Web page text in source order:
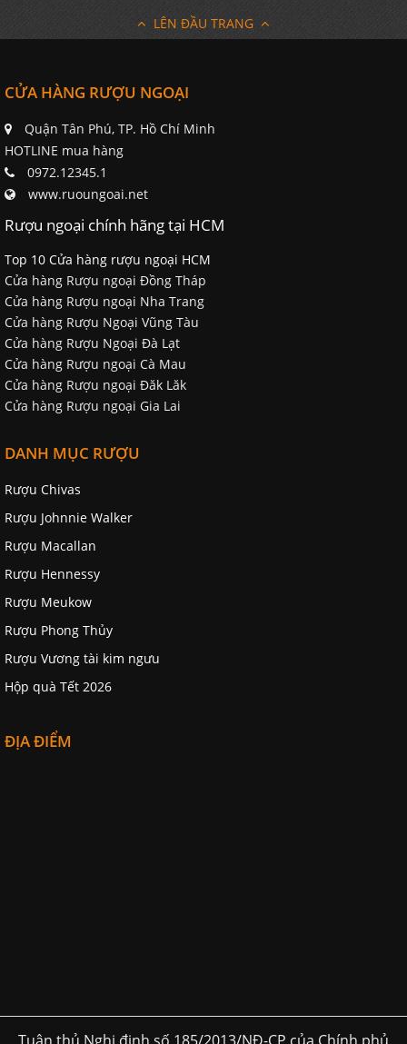
LÊN ĐẦU TRANG
CỬA HÀNG RƯỢU NGOẠI
Quận Tân Phú, TP. Hồ Chí Minh
HOTLINE mua hàng
0972.12345.1
www.ruoungoai.net
Rượu ngoại chính hãng tại HCM
Top 10 Cửa hàng rượu ngoại HCM
Cửa hàng Rượu ngoại Đồng Tháp
Cửa hàng Rượu ngoại Nha Trang
Cửa hàng Rượu Ngoại Vũng Tàu
Cửa hàng Rượu Ngoại Đà Lạt
Cửa hàng Rượu ngoại Cà Mau
Cửa hàng Rượu ngoại Đăk Lăk
Cửa hàng Rượu ngoại Gia Lai
DANH MỤC RƯỢU
Rượu Chivas
Rượu Johnnie Walker
Rượu Macallan
Rượu Hennessy
Rượu Meukow
Rượu Phong Thủy
Rượu Vương tài kim ngưu
Hộp quà Tết 2026
ĐỊA ĐIỂM